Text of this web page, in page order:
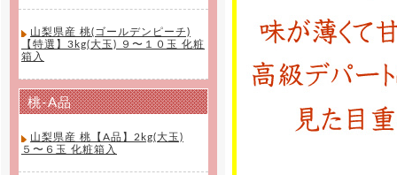
山梨県産 桃(ゴールデンピーチ)
【特選】3kg(大玉) ９〜１０玉 化粧
箱入
桃-A品
山梨県産 桃【A品】2kg(大玉)
５〜６玉 化粧箱入